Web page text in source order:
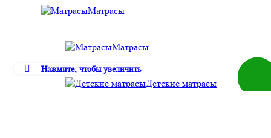
Нажмите, чтобы увеличить
Матрасы
Матрасы
Детские матрасы